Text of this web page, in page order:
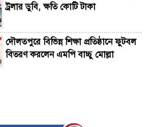
ট্রলার ডুবি, ক্ষতি কোটি টাকা
দৌলতপুরে বিভিন্ন শিক্ষা প্রতিষ্ঠানে ফুটবল
বিতরণ করলেন এমপি বাচ্চু মোল্লা